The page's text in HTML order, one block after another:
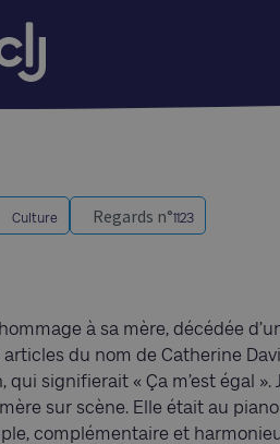
Culture Regards n°1123
à sa mère, décédée
du nom de Catherine
qui signifierait « Ça m’est égal ».
sur scène. Elle était au
complémentaire et